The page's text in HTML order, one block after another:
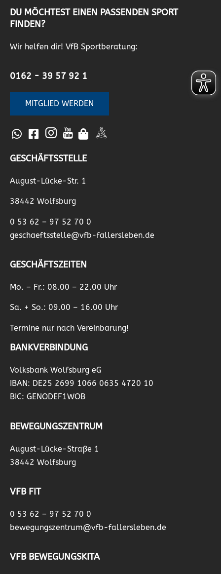
DU MÖCHTEST EINEN PASSENDEN SPORT
FINDEN?
Wir helfen dir! VfB Sportberatung:
0162 - 39 57 92 1
MITGLIED WERDEN
GESCHÄFTSSTELLE
August-Lücke-Str. 1
38442 Wolfsburg
0 53 62 – 97 52 70 0
geschaeftsstelle@vfb-fallersleben.de
GESCHÄFTSZEITEN
Mo. – Fr.: 08.00 – 22.00 Uhr
Sa. + So.: 09.00 – 16.00 Uhr
Termine nur nach Vereinbarung!
BANKVERBINDUNG
Volksbank Wolfsburg eG
IBAN: DE25 2699 1066 0635 4720 10
BIC: GENODEF1WOB
BEWEGUNGSZENTRUM
August-Lücke-Straße 1
38442 Wolfsburg
VFB FIT
0 53 62 – 97 52 70 0
bewegungszentrum@vfb-fallersleben.de
VFB BEWEGUNGSKITA